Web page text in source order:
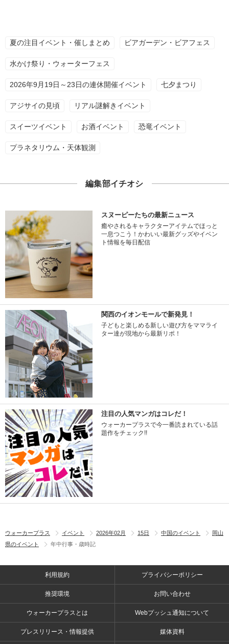
夏の注目イベント・催しまとめ ビアガーデン・ビアフェス
水かけ祭り・ウォーターフェス
2026年9月19日～23日の連休開催イベント 七夕まつり
アジサイの見頃 リアル謎解きイベント
スイーツイベント お酒イベント 恐竜イベント
プラネタリウム・天体観測
編集部イチオシ
スヌーピーたちの最新ニュース
癒やされるキャラクターアイテムでほっと
一息つこう！かわいい最新グッズやイベン
ト情報を毎日配信
関西のイオンモールで新発見！
子どもと楽しめる新しい遊び方をママライ
ター達が現地から最新リポ！
注目の人気マンガはコレだ！
ウォーカープラスで今一番読まれている話
題作をチェック!!
ウォーカープラス イベント 2026年02月 15日 中国のイベント
岡山
県のイベント
年中行事・歳時記
利用規約 プライバシーポリシー
推奨環境 お問い合わせ
ウォーカープラスとは Webプッシュ通知について
プレスリリース・情報提供 媒体資料